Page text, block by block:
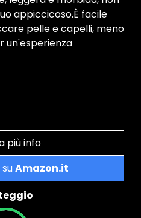
appiccicoso.È facile
pelle e capelli, meno
un'esperienza
più info
Amazon.it